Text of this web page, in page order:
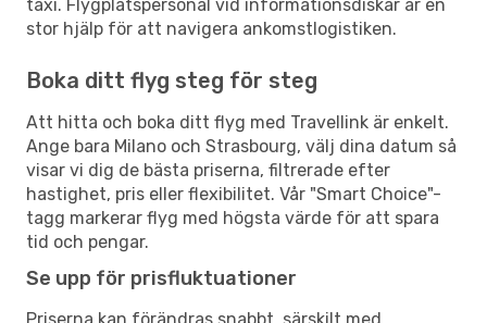
taxi. Flygplatspersonal vid informationsdiskar är en
stor hjälp för att navigera ankomstlogistiken.
Boka ditt flyg steg för steg
Att hitta och boka ditt flyg med Travellink är enkelt.
Ange bara Milano och Strasbourg, välj dina datum så
visar vi dig de bästa priserna, filtrerade efter
hastighet, pris eller flexibilitet. Vår "Smart Choice"-
tagg markerar flyg med högsta värde för att spara
tid och pengar.
Se upp för prisfluktuationer